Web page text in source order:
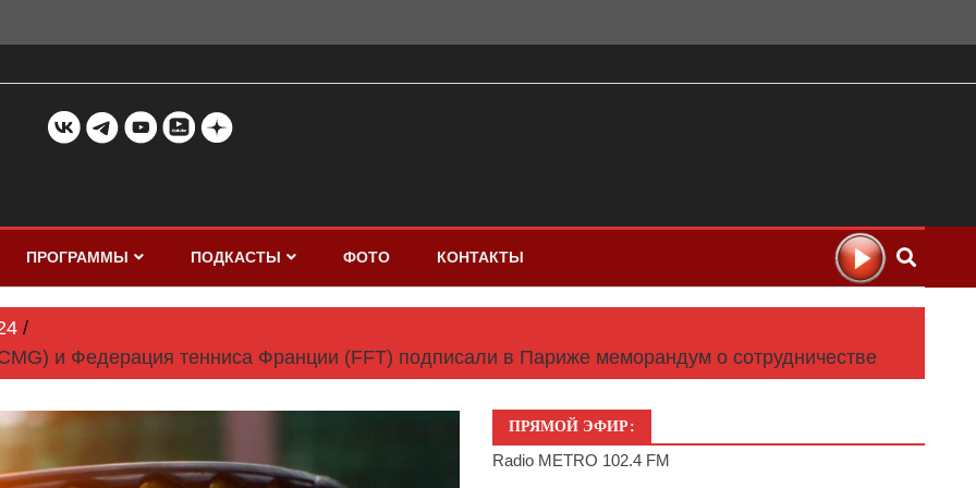
ПРОГРАММЫ ПОДКАСТЫ ФОТО КОНТАКТЫ
и Федерация тенниса Франции (FFT) подписали в Париже меморандум о сотрудничестве
ПРЯМОЙ ЭФИР:
Radio METRO 102.4 FM